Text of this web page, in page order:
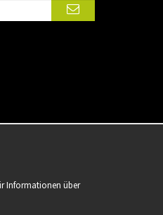
Informationen über